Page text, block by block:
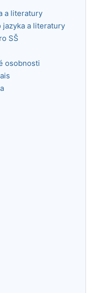
a literatury
jazyka a literatury
SŠ
osobnosti